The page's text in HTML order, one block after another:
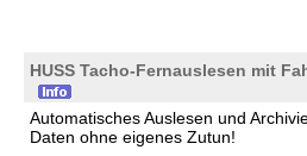
HUSS Tacho-Fernauslesen mit
Automatisches Auslesen und
Daten ohne eigenes Zutun!